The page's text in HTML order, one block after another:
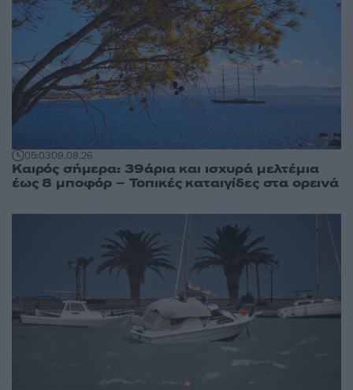
05:0309.08.26
Καιρός σήμερα: 39άρια και ισχυρά μελτέμια
έως 8 μποφόρ – Τοπικές καταιγίδες στα ορεινά